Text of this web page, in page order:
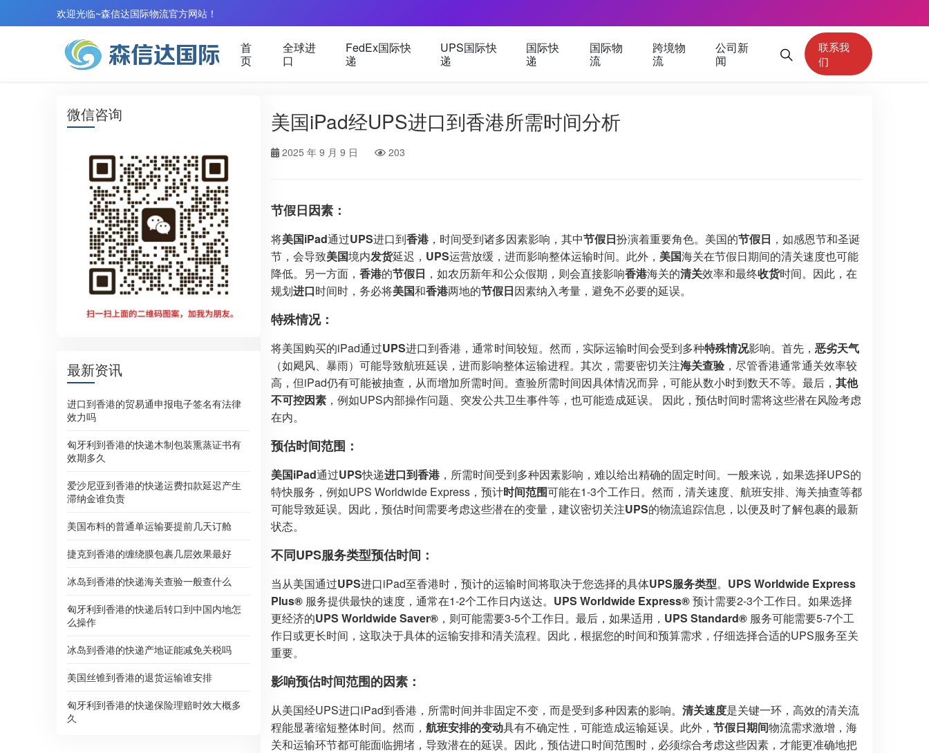
欢迎光临~森信达国际物流官方网站！
首
页
全球进
口
FedEx国际快
递
UPS国际快
递
国际快
递
国际物
流
跨境物
流
公司新
闻
联系我
们
微信咨询
最新资讯
进口到香港的贸易通申报电子签名有法律
效力吗
匈牙利到香港的快递木制包装熏蒸证书有
效期多久
爱沙尼亚到香港的快递运费扣款延迟产生
滞纳金谁负责
美国布料的普通单运输要提前几天订舱
捷克到香港的缠绕膜包裹几层效果最好
冰岛到香港的快递海关查验一般查什么
匈牙利到香港的快递后转口到中国内地怎
么操作
冰岛到香港的快递产地证能减免关税吗
美国丝锥到香港的退货运输谁安排
匈牙利到香港的快递保险理赔时效大概多
久
美国iPad经UPS进口到香港所需时间分析
2025 年 9 月 9 日 203
节假日因素：
将美国iPad通过UPS进口到香港，时间受到诸多因素影响，其中节假日扮演着重要角色。美国的节假日 ，如感恩节和圣诞
节，会导致美国境内发货延迟， UPS运营放缓，进而影响整体运输时间。此外， 美国海关在节假日期间的清关速度也可能
降低。另一方面， 香港的节假日 ，如农历新年和公众假期，则会直接影响香港海关的清关效率和最终收货时间。因此，在
规划进口时间时，务必将美国和香港两地的节假日因素纳入考量，避免不必要的延误。
特殊情况：
将美国购买的iPad通过UPS进口到香港，通常时间较短。然而，实际运输时间会受到多种特殊情况影响。首先， 恶劣天气
（如飓风、暴雨）可能导致航班延误，进而影响整体运输进程。其次，需要密切关注海关查验 ，尽管香港通常通关效率较
高，但iPad仍有可能被抽查，从而增加所需时间。查验所需时间因具体情况而异，可能从数小时到数天不等。最后， 其他
不可控因素 ，例如UPS内部操作问题、突发公共卫生事件等，也可能造成延误。 因此，预估时间时需将这些潜在风险考虑
在内。
预估时间范围：
美国iPad通过UPS快递进口到香港，所需时间受到多种因素影响，难以给出精确的固定时间。一般来说，如果选择UPS的
特快服务，例如UPS Worldwide Express，预计时间范围可能在1-3个工作日。然而，清关速度、航班安排、海关抽查等都
可能导致延误。因此，预估时间需要考虑这些潜在的变量，建议密切关注UPS的物流追踪信息，以便及时了解包裹的最新
状态。
不同UPS服务类型预估时间：
当从美国通过UPS进口iPad至香港时，预计的运输时间将取决于您选择的具体UPS服务类型。 UPS Worldwide Express
Plus® 服务提供最快的速度，通常在1-2个工作日内送达。 UPS Worldwide Express®预计需要2-3个工作日。如果选择
更经济的UPS Worldwide Saver® ，则可能需要3-5个工作日。最后，如果适用， UPS Standard® 服务可能需要5-7个工
作日或更长时间，这取决于具体的运输安排和清关流程。因此，根据您的时间和预算需求，仔细选择合适的UPS服务至关
重要。
影响预估时间范围的因素：
从美国经UPS进口iPad到香港，所需时间并非固定不变，而是受到多种因素的影响。 清关速度是关键一环，高效的清关流
程能显著缩短整体时间。然而， 航班安排的变动具有不确定性，可能造成运输延误。此外， 节假日期间物流需求激增，海
关和运输环节都可能面临拥堵，导致潜在的延误。因此，预估进口时间范围时，必须综合考虑这些因素，才能更准确地把